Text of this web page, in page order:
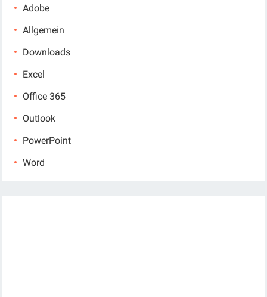
Adobe
Allgemein
Downloads
Excel
Office 365
Outlook
PowerPoint
Word